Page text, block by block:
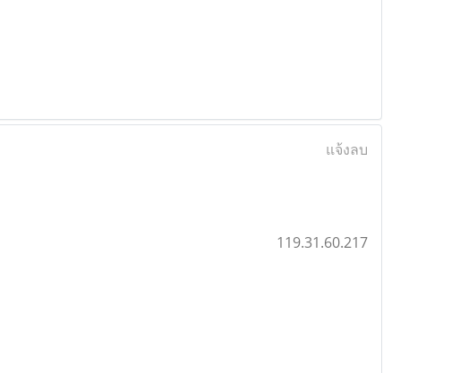
แจ้งลบ
119.31.60.217